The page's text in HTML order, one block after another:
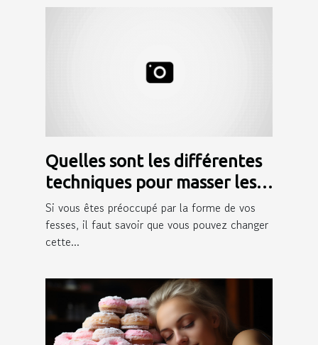
Quelles sont les différentes
techniques pour masser les
fesses ?
Si vous êtes préoccupé par la forme de vos
fesses, il faut savoir que vous pouvez changer
cette...